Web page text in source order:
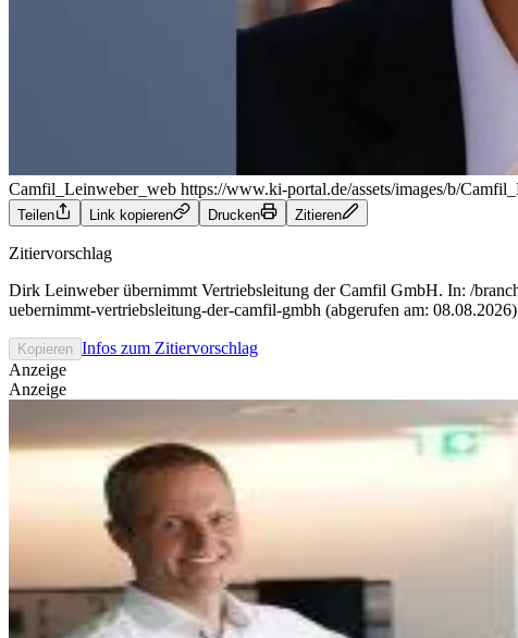
Camfil_Leinweber_web https://www.ki-portal.de/assets/images/b/
Teilen Link kopieren Drucken Zitieren
Zitiervorschlag
Dirk Leinweber übernimmt Vertriebsleitung der Camfil GmbH. In: /
uebernimmt-vertriebsleitung-der-camfil-gmbh (abgerufen am: 08.08.2026)
Kopieren Infos zum Zitiervorschlag
Anzeige
Anzeige